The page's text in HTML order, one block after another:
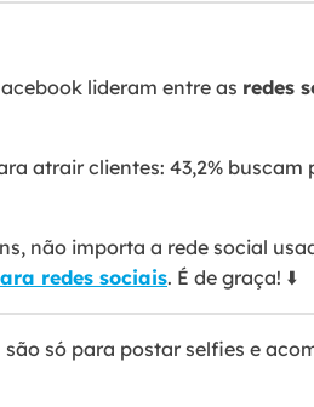
lideram entre as redes
atrair clientes: 43,2%
não importa a rede social
redes sociais. É de graça! ⬇️
são só para postar selfies e